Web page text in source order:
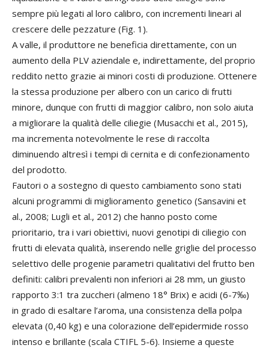
sempre più legati al loro calibro, con incrementi lineari al
crescere delle pezzature (Fig. 1).
A valle, il produttore ne beneficia direttamente, con un
aumento della PLV aziendale e, indirettamente, del proprio
reddito netto grazie ai minori costi di produzione. Ottenere
la stessa produzione per albero con un carico di frutti
minore, dunque con frutti di maggior calibro, non solo aiuta
a migliorare la qualità delle ciliegie (Musacchi et al., 2015),
ma incrementa notevolmente le rese di raccolta
diminuendo altresì i tempi di cernita e di confezionamento
del prodotto.
Fautori o a sostegno di questo cambiamento sono stati
alcuni programmi di miglioramento genetico (Sansavini et
al., 2008; Lugli et al., 2012) che hanno posto come
prioritario, tra i vari obiettivi, nuovi genotipi di ciliegio con
frutti di elevata qualità, inserendo nelle griglie del processo
selettivo delle progenie parametri qualitativi del frutto ben
definiti: calibri prevalenti non inferiori ai 28 mm, un giusto
rapporto 3:1 tra zuccheri (almeno 18° Brix) e acidi (6-7‰)
in grado di esaltare l’aroma, una consistenza della polpa
elevata (0,40 kg) e una colorazione dell’epidermide rosso
intenso e brillante (scala CTIFL 5-6). Insieme a queste